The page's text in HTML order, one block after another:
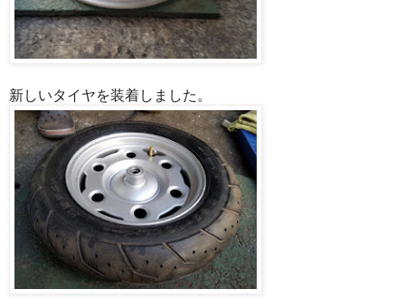
新しいタイヤを装着しました。